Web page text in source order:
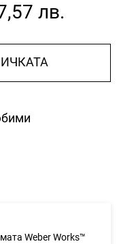
лв.
Weber Works™